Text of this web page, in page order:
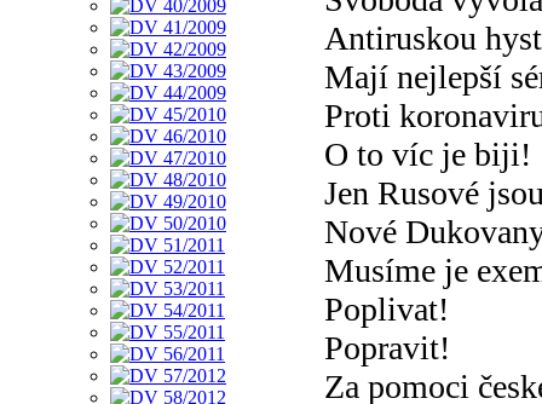
Antiruskou
Mají nejlepší
Proti
O to víc je biji!
Jen Rusové
Nové
Musíme je
Poplivat!
Popravit!
Za pomoci